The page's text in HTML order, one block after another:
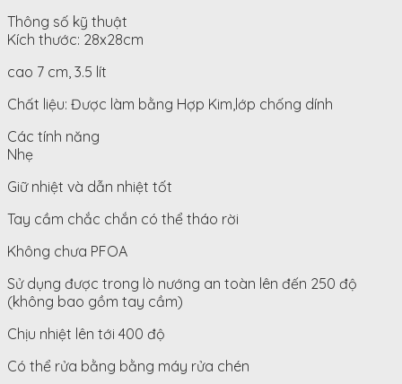
Thông số kỹ thuật
Kích thước: 28x28cm
cao 7 cm, 3.5 lít
Chất liệu: Được làm bằng Hợp Kim,lớp chống dính
Các tính năng
Nhẹ
Giữ nhiệt và dẫn nhiệt tốt
Tay cầm chắc chắn có thể tháo rời
Không chưa PFOA
Sử dụng được trong lò nướng an toàn lên đến 250 độ
(không bao gồm tay cầm)
Chịu nhiệt lên tới 400 độ
Có thể rửa bằng bằng máy rửa chén